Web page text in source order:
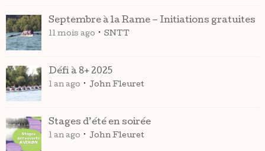
Septembre à la Rame – Initiations gratuites
11 mois ago SNTT
Défi à 8+ 2025
1 an ago John Fleuret
Stages d’été en soirée
1 an ago John Fleuret